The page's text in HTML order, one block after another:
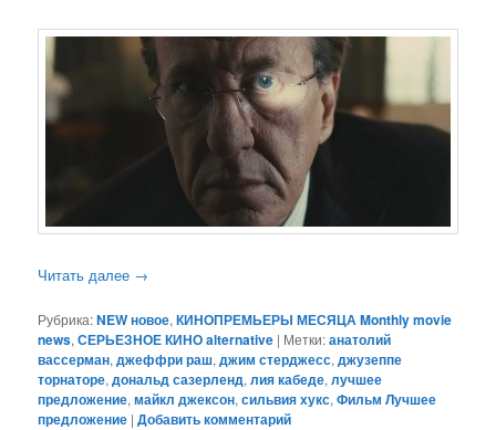
Читать далее →
Рубрика:NEW новое,КИНОПРЕМЬЕРЫ МЕСЯЦА Monthly movie
news,СЕРЬЕЗНОЕ КИНО alternative | Метки:анатолий
вассерман,джеффри раш,джим стерджесс,джузеппе
торнаторе,дональд сазерленд,лия кабеде,лучшее
предложение,майкл джексон,сильвия хукс,Фильм Лучшее
предложение |Добавить комментарий